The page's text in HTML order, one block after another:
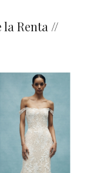
la Renta //